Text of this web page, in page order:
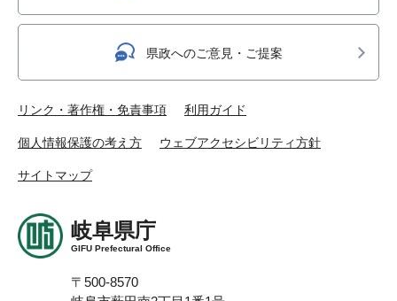
県政へのご意見・ご提案
リンク・著作権・免責事項 利用ガイド
個人情報保護の考え方 ウェブアクセシビリティ方針
サイトマップ
岐阜県庁
GIFU Prefectural Office
〒500-8570